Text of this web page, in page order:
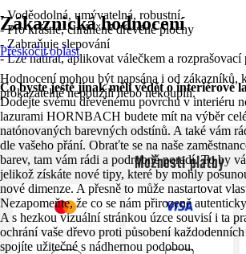
- Voděodolná, umývatelná, robustní
- Pro krásné, chráněné dřevěné plochy
- Zabraňuje slepování
- Lze natírat, aplikovat válečkem a rozprašovací
Co byste ještě jinak měli vědět o interiérové
Dodejte svému dřevěnému povrchu v interiéru
lazurami HORNBACH budete mít na výběr
natónovaných barevných odstínů. A také vám
dle vašeho přání. Obraťte se na naše
barev, tam vám rádi a podrobně poradí. To by
jelikož získáte nové tipy, které by mohly
nové dimenze. A přesně to může nastartovat
Nezapomeňte, že co se nám přirozeně
A s hezkou vizuální stránkou úzce souvisí i ta
ochrání vaše dřevo proti působení
spojíte užitečné s nádhernou podobou.
Zákaznická hodnocení
Přeskočit oblast
Hodnocení mohou být napsána i od zákazníků,
prokazatelně nepoužili nebo nekoupili.
Možnosti platby